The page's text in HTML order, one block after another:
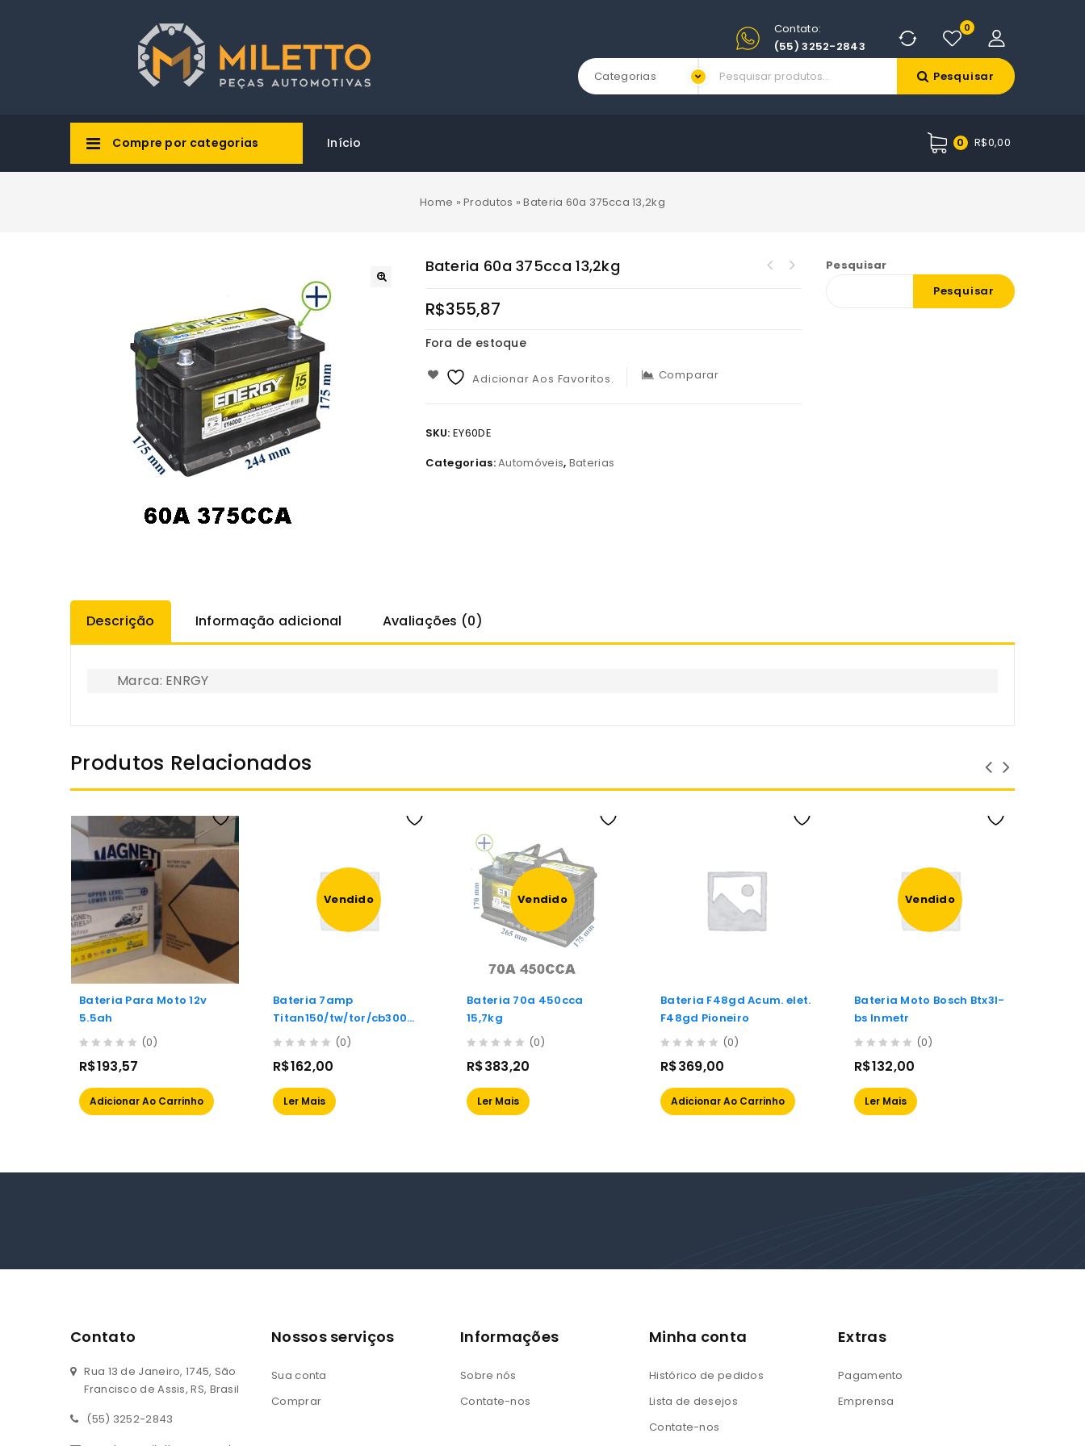
0
Contato:
(55) 3252-2843
Categorias
Pesquisar
Compre por categorias Início 0 R$0,00
Home »Produtos »Bateria 60a 375cca 13,2kg
Pesquisar
Pesquisar
Bateria 60a 375cca 13,2kg
R$355,87
Fora de estoque
Adicionar Aos Favoritos. Comparar
SKU: EY60DE
Categorias:Automóveis, Baterias
Descrição Informação adicional Avaliações (0)
Marca: ENRGY
Produtos Relacionados
Bateria Para Moto 12v
5.5ah
out
5
(0)
R$193,57
Adicionar Ao Carrinho
Vendido
Bateria 7amp
Titan150/tw/tor/cb300
Hornet 600 04/.
out
5
(0)
R$162,00
Ler Mais
Vendido
Bateria 70a 450cca
15,7kg
out
5
(0)
R$383,20
Ler Mais
Bateria F48gd Acum. elet.
F48gd Pioneiro
out
5
(0)
R$369,00
Adicionar Ao Carrinho
Vendido
Bateria Moto Bosch Btx3l-
bs Inmetr
out
5
(0)
R$132,00
Ler Mais
Contato
Rua 13 de Janeiro, 1745, São
Francisco de Assis, RS, Brasil
(55) 3252-2843
Nossos serviços
Sua conta
Comprar
Informações
Sobre nós
Contate-nos
Minha conta
Histórico de pedidos
Lista de desejos
Contate-nos
Extras
Pagamento
Emprensa